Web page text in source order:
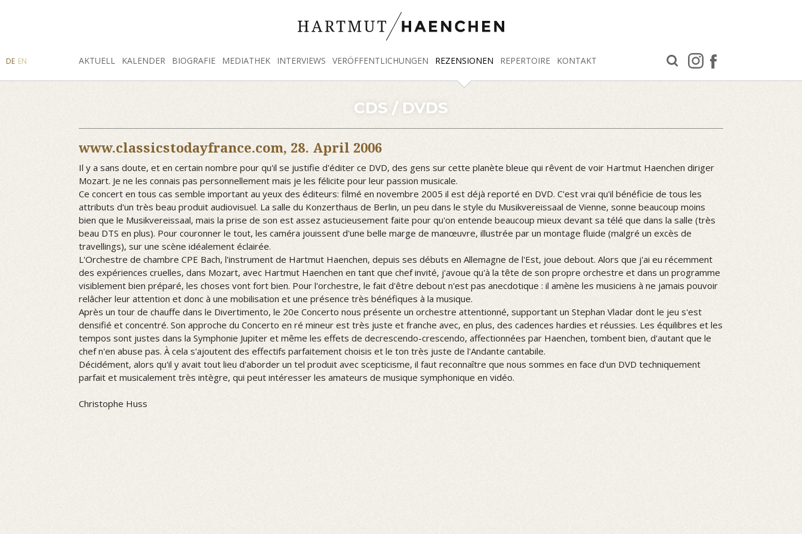
AKTUELL KALENDER BIOGRAFIE MEDIATHEK INTERVIEWS VERÖFFENTLICHUNGEN REZENSIONEN REPERTOIRE KONTAKT
FACEBOOK
INSTAGRAM
SUCHE
DE EN
CDS / DVDS
www.classicstodayfrance.com, 28. April 2006
Il y a sans doute, et en certain nombre pour qu'il se justifie d'éditer ce DVD, des gens sur cette planète bleue qui rêvent de voir Hartmut Haenchen diriger
Mozart. Je ne les connais pas personnellement mais je les félicite pour leur passion musicale.
Ce concert en tous cas semble important au yeux des éditeurs: filmé en novembre 2005 il est déjà reporté en DVD. C'est vrai qu'il bénéficie de tous les
attributs d'un très beau produit audiovisuel. La salle du Konzerthaus de Berlin, un peu dans le style du Musikvereissaal de Vienne, sonne beaucoup moins
bien que le Musikvereissaal, mais la prise de son est assez astucieusement faite pour qu'on entende beaucoup mieux devant sa télé que dans la salle (très
beau DTS en plus). Pour couronner le tout, les caméra jouissent d'une belle marge de manœuvre, illustrée par un montage fluide (malgré un excès de
travellings), sur une scène idéalement éclairée.
L'Orchestre de chambre CPE Bach, l'instrument de Hartmut Haenchen, depuis ses débuts en Allemagne de l'Est, joue debout. Alors que j'ai eu récemment
des expériences cruelles, dans Mozart, avec Hartmut Haenchen en tant que chef invité, j'avoue qu'à la tête de son propre orchestre et dans un programme
visiblement bien préparé, les choses vont fort bien. Pour l'orchestre, le fait d'être debout n'est pas anecdotique : il amène les musiciens à ne jamais pouvoir
relâcher leur attention et donc à une mobilisation et une présence très bénéfiques à la musique.
Après un tour de chauffe dans le Divertimento, le 20e Concerto nous présente un orchestre attentionné, supportant un Stephan Vladar dont le jeu s'est
densifié et concentré. Son approche du Concerto en ré mineur est très juste et franche avec, en plus, des cadences hardies et réussies. Les équilibres et les
tempos sont justes dans la Symphonie Jupiter et même les effets de decrescendo-crescendo, affectionnées par Haenchen, tombent bien, d'autant que le
chef n'en abuse pas. À cela s'ajoutent des effectifs parfaitement choisis et le ton très juste de l'Andante cantabile.
Décidément, alors qu'il y avait tout lieu d'aborder un tel produit avec scepticisme, il faut reconnaître que nous sommes en face d'un DVD techniquement
parfait et musicalement très intègre, qui peut intéresser les amateurs de musique symphonique en vidéo.
Christophe Huss